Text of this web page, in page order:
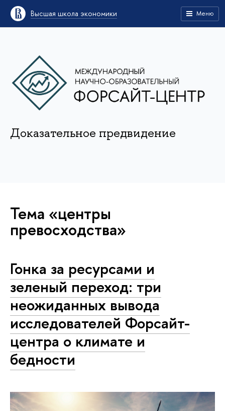
Высшая школа экономики Меню
Доказательное предвидение
Тема «центры
превосходства»
Гонка за ресурсами и
зеленый переход: три
неожиданных вывода
исследователей Форсайт-
центра о климате и
бедности